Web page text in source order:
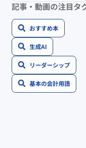
記事・動画の注目タ
おすすめ本
生成AI
リーダーシップ
基本の会計用語